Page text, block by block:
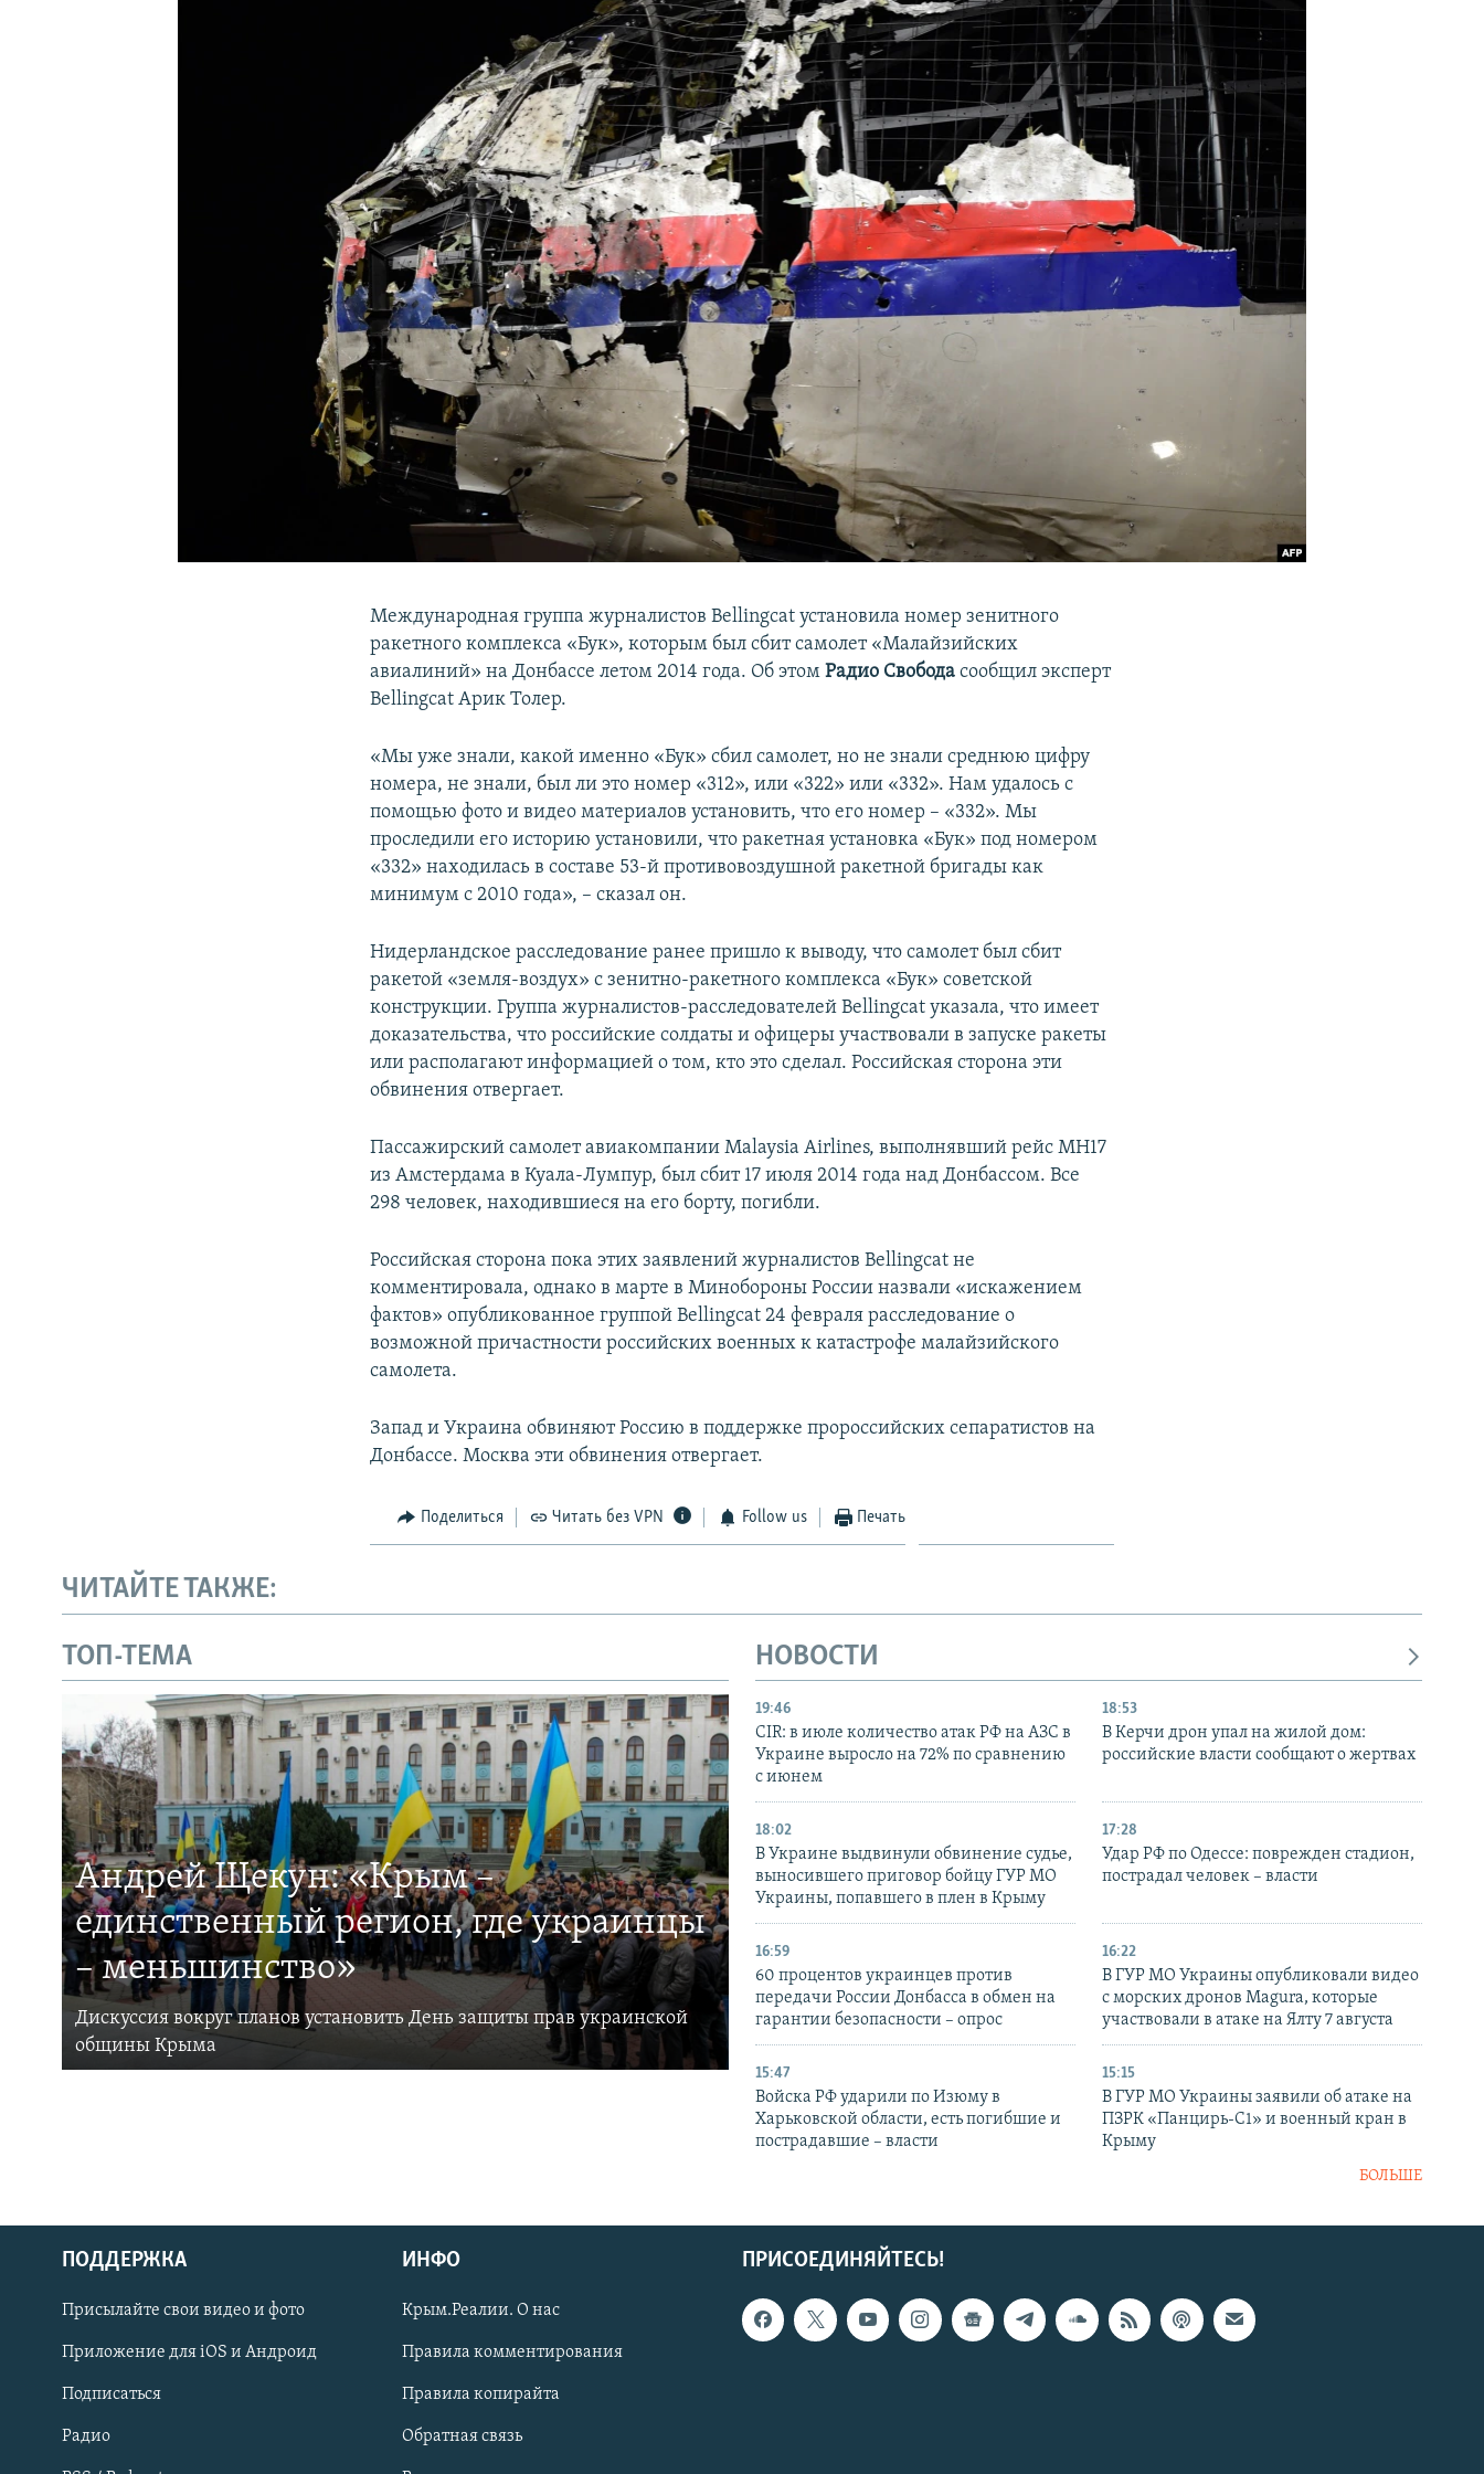
Українською
Qırımtatar
ПРИСОЕДИНЯЙТЕСЬ!
Международная группа журналистов Bellingcat установила номер зенитного
ракетного комплекса «Бук», которым был сбит самолет «Малайзийских
авиалиний» на Донбассе летом 2014 года. Об этомРадио Свобода сообщил эксперт
Bellingcat Арик Толер.
«Мы уже знали, какой именно «Бук» сбил самолет, но не знали среднюю цифру
номера, не знали, был ли это номер «312», или «322» или «332». Нам удалось с
помощью фото и видео материалов установить, что его номер – «332». Мы
проследили его историю установили, что ракетная установка «Бук» под номером
«332» находилась в составе 53-й противовоздушной ракетной бригады как
минимум с 2010 года», – сказал он.
Нидерландское расследование ранее пришло к выводу, что самолет был сбит
ракетой «земля-воздух» с зенитно-ракетного комплекса «Бук» советской
конструкции. Группа журналистов-расследователей Bellingcat указала, что имеет
доказательства, что российские солдаты и офицеры участвовали в запуске ракеты
или располагают информацией о том, кто это сделал. Российская сторона эти
обвинения отвергает.
Пассажирский самолет авиакомпании Malaysia Airlines, выполнявший рейс MH17
из Амстердама в Куала-Лумпур, был сбит 17 июля 2014 года над Донбассом. Все
298 человек, находившиеся на его борту, погибли.
Российская сторона пока этих заявлений журналистов Bellingcat не
комментировала, однако в марте в Минобороны России назвали «искажением
фактов» опубликованное группой Bellingcat 24 февраля расследование о
возможной причастности российских военных к катастрофе малайзийского
самолета.
Запад и Украина обвиняют Россию в поддержке пророссийских сепаратистов на
Донбассе. Москва эти обвинения отвергает.
Поделиться Читать без VPN Follow us Печать
ЧИТАЙТЕ ТАКЖЕ:
ТОП-ТЕМА
Андрей Щекун: «Крым –
единственный регион, где украинцы
– меньшинство»
Дискуссия вокруг планов установить День защиты прав украинской
общины Крыма
НОВОСТИ
19:46
CIR: в июле количество атак РФ на АЗС в
Украине выросло на 72% по сравнению
с июнем
18:53
В Керчи дрон упал на жилой дом:
российские власти сообщают о жертвах
18:02
В Украине выдвинули обвинение судье,
выносившего приговор бойцу ГУР МО
Украины, попавшего в плен в Крыму
17:28
Удар РФ по Одессе: поврежден стадион,
пострадал человек – власти
16:59
60 процентов украинцев против
передачи России Донбасса в обмен на
гарантии безопасности – опрос
16:22
В ГУР МО Украины опубликовали видео
с морских дронов Magura, которые
участвовали в атаке на Ялту 7 августа
15:47
Войска РФ ударили по Изюму в
Харьковской области, есть погибшие и
пострадавшие – власти
15:15
В ГУР МО Украины заявили об атаке на
ПЗРК «Панцирь-С1» и военный кран в
Крыму
БОЛЬШЕ
ПРИСОЕДИНЯЙТЕСЬ!
ПОДДЕРЖКА
Присылайте свои видео и фото
Приложение для iOS и Андроид
Подписаться
Радио
ИНФО
Крым.Реалии. О нас
Правила комментирования
Правила копирайта
Обратная связь